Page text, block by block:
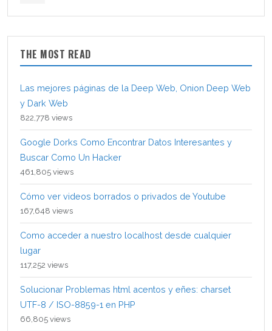
THE MOST READ
Las mejores páginas de la Deep Web, Onion Deep Web
y Dark Web
822,778 views
Google Dorks Como Encontrar Datos Interesantes y
Buscar Como Un Hacker
461,805 views
Cómo ver videos borrados o privados de Youtube
167,648 views
Como acceder a nuestro localhost desde cualquier
lugar
117,252 views
Solucionar Problemas html acentos y eñes: charset
UTF-8 / ISO-8859-1 en PHP
66,805 views